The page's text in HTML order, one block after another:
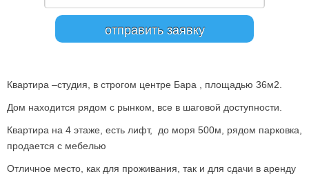
Квартира –студия, в строгом центре Бара , площадью 36м2.
Дом находится рядом с рынком, все в шаговой доступности.
Квартира на 4 этаже, есть лифт, до моря 500м, рядом парковка,
продается с мебелью
Отличное место, как для проживания, так и для сдачи в аренду